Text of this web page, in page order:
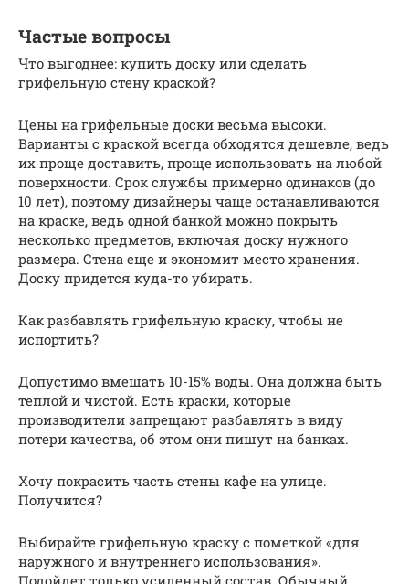
Частые вопросы
Что выгоднее: купить доску или сделать
грифельную стену краской?
Цены на грифельные доски весьма высоки.
Варианты с краской всегда обходятся дешевле, ведь
их проще доставить, проще использовать на любой
поверхности. Срок службы примерно одинаков (до
10 лет), поэтому дизайнеры чаще останавливаются
на краске, ведь одной банкой можно покрыть
несколько предметов, включая доску нужного
размера. Стена еще и экономит место хранения.
Доску придется куда-то убирать.
Как разбавлять грифельную краску, чтобы не
испортить?
Допустимо вмешать 10-15% воды. Она должна быть
теплой и чистой. Есть краски, которые
производители запрещают разбавлять в виду
потери качества, об этом они пишут на банках.
Хочу покрасить часть стены кафе на улице.
Получится?
Выбирайте грифельную краску с пометкой «для
наружного и внутреннего использования».